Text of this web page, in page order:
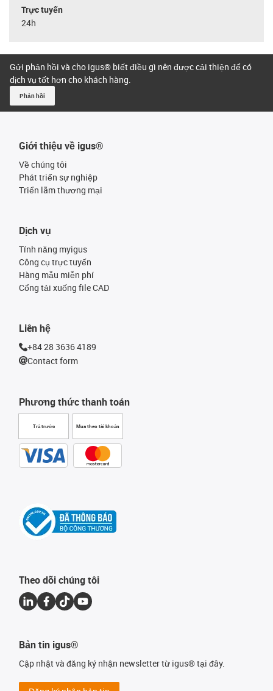
Trực tuyến
24h
Gửi phản hồi và cho igus® biết điều gì nên được cải thiện để có
dịch vụ tốt hơn cho khách hàng.
Phản hồi
Giới thiệu về igus®
Về chúng tôi
Phát triển sự nghiệp
Triển lãm thương mại
Phương thức thanh toán
Trả trước Mua theo tài khoản
Dịch vụ
Tính năng myigus
Công cụ trực tuyến
Hàng mẫu miễn phí
Cổng tải xuống file CAD
Liên hệ
+84 28 3636 4189
Contact form
Theo dõi chúng tôi
Bản tin igus®
Cập nhật và đăng ký nhận newsletter từ igus® tại đây.